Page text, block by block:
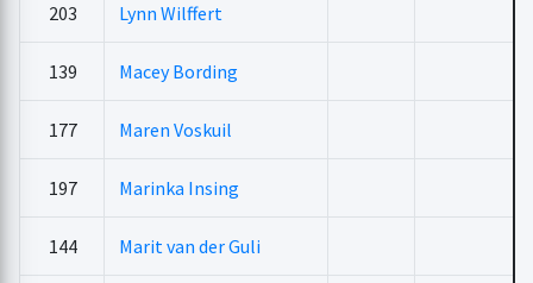
203 Lynn Wilffert
139 Macey Bording
177 Maren Voskuil
197 Marinka Insing
144 Marit van der Guli